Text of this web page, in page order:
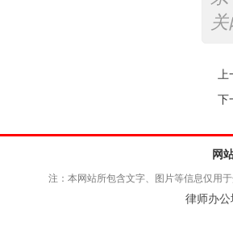
关
下
网
注：本网站所包含文字、图片等信息仅用
律师办